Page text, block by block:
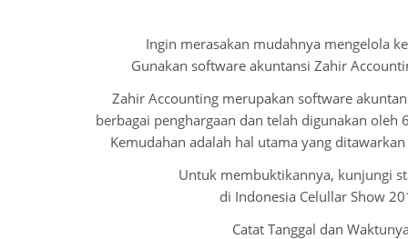
Ingin merasakan mudahnya mengelola
Gunakan software akuntansi Zahir
Zahir Accounting merupakan software
berbagai penghargaan dan telah digunakan oleh
Kemudahan adalah hal utama yang
Untuk membuktikannya, kunjungi
di Indonesia Celullar Show
Catat Tanggal dan